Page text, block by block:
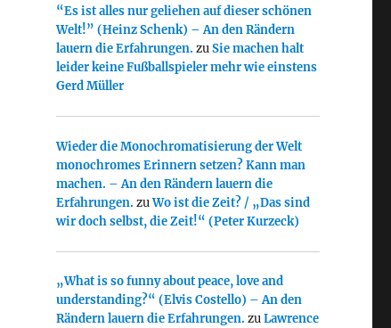
“Es ist alles nur geliehen auf dieser schönen
Welt!” (Heinz Schenk) – An den Rändern
lauern die Erfahrungen. zuSie machen halt
leider keine Fußballspieler mehr wie einstens
Gerd Müller
Wieder die Monochromatisierung der Welt
monochromes Erinnern setzen? Kann man
machen. – An den Rändern lauern die
Erfahrungen. zuWo ist die Zeit? / „Das sind
wir doch selbst, die Zeit!“ (Peter Kurzeck)
„What is so funny about peace, love and
understanding?“ (Elvis Costello) – An den
Rändern lauern die Erfahrungen. zuLawrence